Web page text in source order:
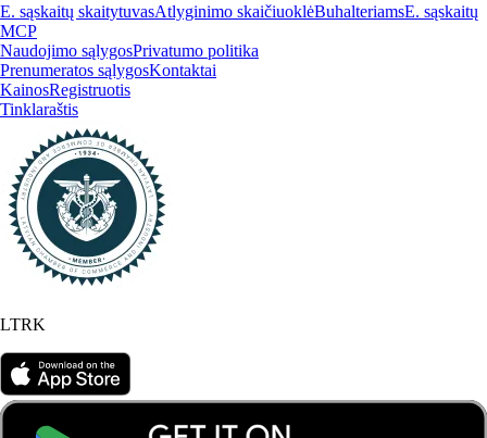
E. sąskaitų skaitytuvasAtlyginimo skaičiuoklėBuhalteriamsE. sąskaitų
MCP
Naudojimo sąlygosPrivatumo politika
Prenumeratos sąlygosKontaktai
KainosRegistruotis
Tinklaraštis
LTRK